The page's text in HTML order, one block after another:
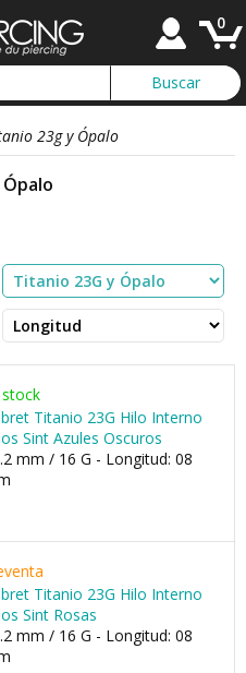
0
23g y Ópalo
stock
Titanio 23G Hilo Interno
Sint Azules Oscuros
mm / 16 G - Longitud: 08
Titanio 23G Hilo Interno
Sint Rosas
mm / 16 G - Longitud: 08